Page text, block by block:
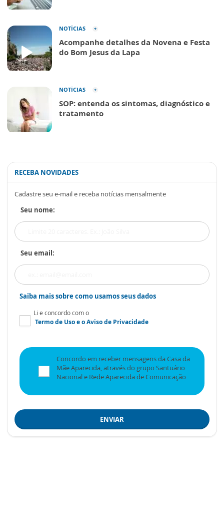
NOTÍCIAS
Acompanhe detalhes da Novena e Festa
do Bom Jesus da Lapa
NOTÍCIAS
SOP: entenda os sintomas, diagnóstico e
tratamento
RECEBA NOVIDADES
Cadastre seu e-mail e receba notícias mensalmente
Seu nome:
Seu email:
Saiba mais sobre como usamos seus dados
Li e concordo com o
Termo de Usoe oAviso de Privacidade
Concordo em receber mensagens da Casa da
Mãe Aparecida, através do grupo Santuário
Nacional e Rede Aparecida de Comunicação
ENVIAR